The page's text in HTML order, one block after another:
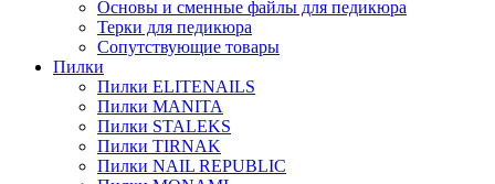
Основы и сменные файлы для педикюра
Терки для педикюра
Сопутствующие товары
Пилки
Пилки ELITENAILS
Пилки MANITA
Пилки STALEKS
Пилки TIRNAK
Пилки NAIL REPUBLIC